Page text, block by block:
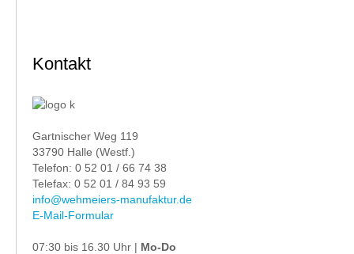
Kontakt
Gartnischer Weg 119
33790 Halle (Westf.)
Telefon: 0 52 01 / 66 74 38
Telefax: 0 52 01 / 84 93 59
info@wehmeiers-manufaktur.de
E-Mail-Formular
07:30 bis 16.30 Uhr | Mo-Do